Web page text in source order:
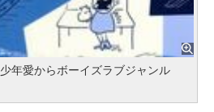
年愛からボーイズラブジャンル